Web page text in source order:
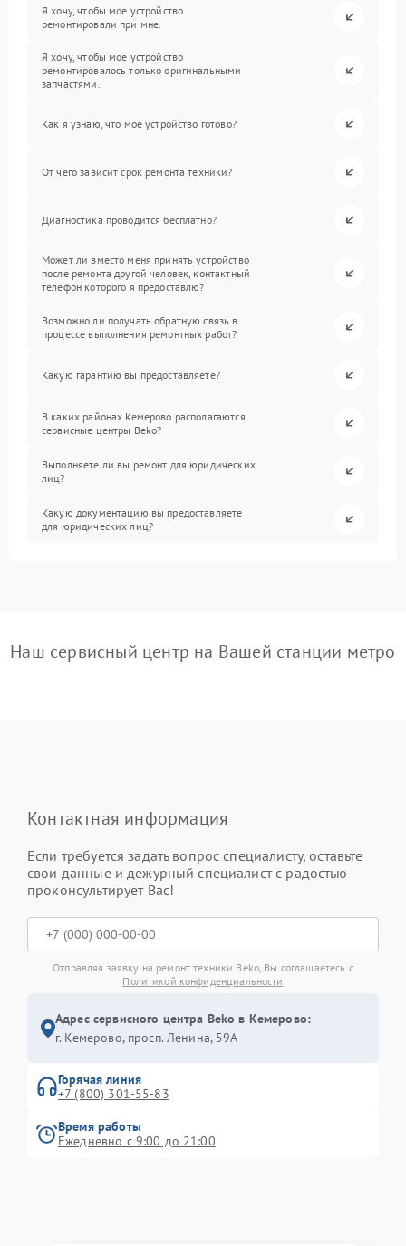
Я хочу, чтобы мое устройство
ремонтировали при мне.
Я хочу, чтобы мое устройство
ремонтировалось только оригинальными
запчастями.
Как я узнаю, что мое устройство готово?
От чего зависит срок ремонта техники?
Диагностика проводится бесплатно?
Может ли вместо меня принять устройство
после ремонта другой человек, контактный
телефон которого я предоставлю?
Возможно ли получать обратную связь в
процессе выполнения ремонтных работ?
Какую гарантию вы предоставляете?
В каких районах Кемерово располагаются
сервисные центры Beko?
Выполняете ли вы ремонт для юридических
лиц?
Какую документацию вы предоставляете
для юридических лиц?
Наш сервисный центр на Вашей станции метро
Контактная информация
Если требуется задать вопрос специалисту, оставьте
свои данные и дежурный специалист с радостью
проконсультирует Вас!
Отправляя заявку на ремонт техники Beko, Вы соглашаетесь с
Политикой конфиденциальности
Адрес сервисного центра Beko в Кемерово:
г. Кемерово, просп. Ленина, 59А
Горячая линия
+7 (800) 301-55-83
Время работы
Ежедневно с 9:00 до 21:00